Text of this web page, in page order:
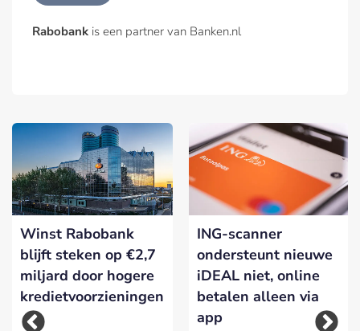
Rabobank is een partner van Banken.nl
Winst Rabobank
blijft steken op €2,7
miljard door hogere
kredietvoorzieningen
ING-scanner
ondersteunt nieuwe
iDEAL niet, online
betalen alleen via
app